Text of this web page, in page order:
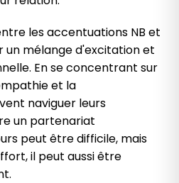
les accentuations NB et
un mélange d'excitation et
En se concentrant sur
et la
naviguer leurs
un partenariat
peut être difficile, mais
il peut aussi être